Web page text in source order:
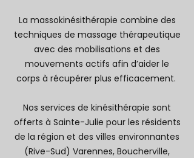
La massokinésithérapie combine des
techniques de massage thérapeutique
avec des mobilisations et des
mouvements actifs afin d’aider le
corps à récupérer plus efficacement.
Nos services de kinésithérapie sont
offerts à Sainte-Julie pour les résidents
de la région et des villes environnantes
(Rive-Sud) Varennes, Boucherville,